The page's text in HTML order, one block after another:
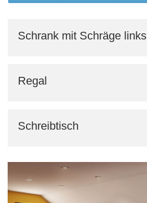
Schrank mit Schräge links
Regal
Schreibtisch